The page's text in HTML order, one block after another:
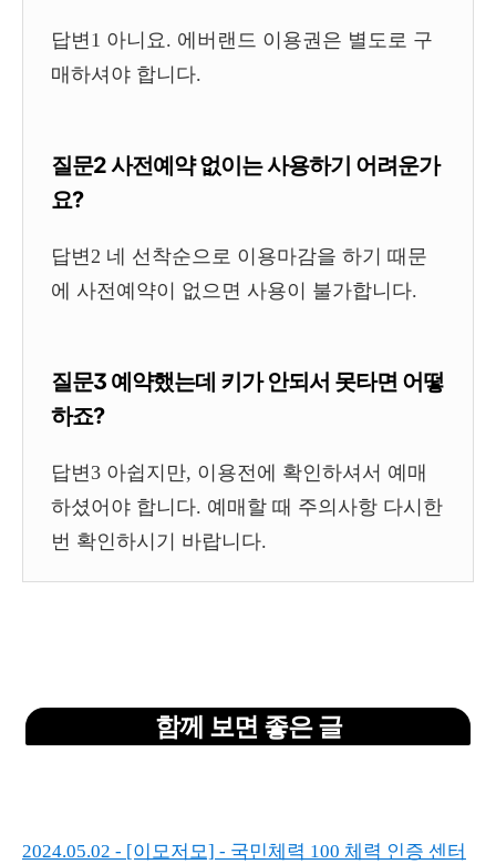
답변1 아니요. 에버랜드 이용권은 별도로 구
매하셔야 합니다.
질문2 사전예약 없이는 사용하기 어려운가
요?
답변2 네 선착순으로 이용마감을 하기 때문
에 사전예약이 없으면 사용이 불가합니다.
질문3 예약했는데 키가 안되서 못타면 어떻
하죠?
답변3 아쉽지만, 이용전에 확인하셔서 예매
하셨어야 합니다. 예매할 때 주의사항 다시한
번 확인하시기 바랍니다.
함께 보면 좋은 글
2024.05.02 - [이모저모] - 국민체력 100 체력 인증 센터